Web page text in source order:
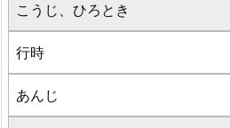
こうじ、ひろとき
行時
あんじ